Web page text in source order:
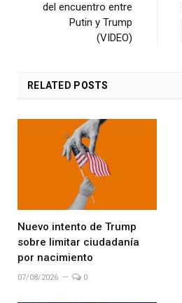
del encuentro entre
Putin y Trump
(VIDEO)
RELATED POSTS
Nuevo intento de Trump
sobre limitar ciudadanía
por nacimiento
07/08/2026 0